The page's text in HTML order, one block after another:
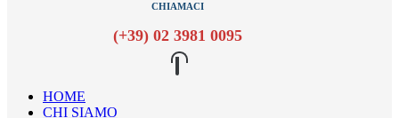
CHIAMACI
(+39) 02 3981 0095
HOME
CHI SIAMO